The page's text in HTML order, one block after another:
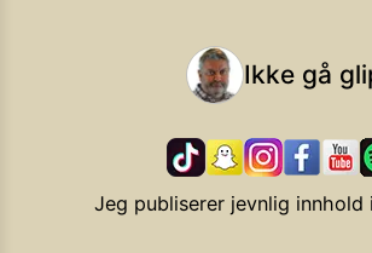
Ikke gå
Jeg publiserer jevnlig innhold